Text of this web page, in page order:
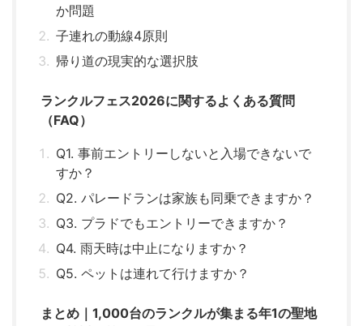
か問題
子連れの動線4原則
帰り道の現実的な選択肢
ランクルフェス2026に関するよくある質問
（FAQ）
Q1. 事前エントリーしないと入場できないで
すか？
Q2. パレードランは家族も同乗できますか？
Q3. プラドでもエントリーできますか？
Q4. 雨天時は中止になりますか？
Q5. ペットは連れて行けますか？
まとめ｜1,000台のランクルが集まる年1の聖地